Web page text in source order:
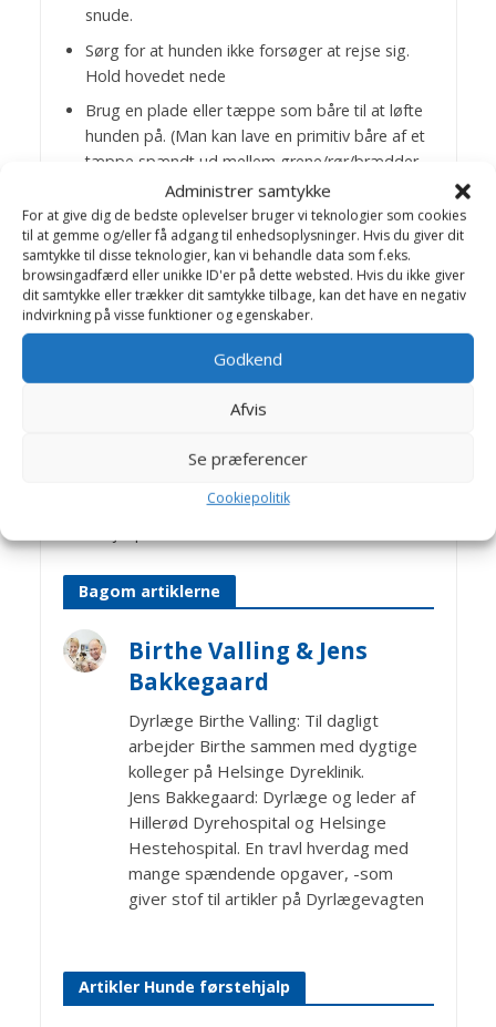
Administrer samtykke
For at give dig de bedste oplevelser bruger vi teknologier som cookies
til at gemme og/eller få adgang til enhedsoplysninger. Hvis du giver dit
samtykke til disse teknologier, kan vi behandle data som f.eks.
browsingadfærd eller unikke ID'er på dette websted. Hvis du ikke giver
dit samtykke eller trækker dit samtykke tilbage, kan det have en negativ
indvirkning på visse funktioner og egenskaber.
Godkend
Afvis
Se præferencer
Cookiepolitik
snude.
Sørg for at hunden ikke forsøger at rejse sig.
Hold hovedet nede
Brug en plade eller tæppe som båre til at løfte
hunden på. (Man kan lave en primitiv båre af et
tæppe spændt ud mellem grene/rør/brædder
eller hvad man kan skaffe).
Læg båren så tæt som muligt på dyrets ryg. Er
det en stor hund, bør flere personer samtidig
(men forsigtigt) trække hunden op på båren
ved at tage fat i pelsen/huden langs
rygsøjlen
Løft båren forsigtigt. Hold hundens hoved
nede.
Bring hunden til nærmeste
forvejen til dyrlæge for at sikre sig, at man kan
Bagom artiklerne
Birthe Valling & Jens
Bakkegaard
Dyrlæge Birthe Valling: Til dagligt
arbejder Birthe sammen med dygtige
kolleger på Helsinge Dyreklinik.
Jens Bakkegaard: Dyrlæge og leder af
Hillerød Dyrehospital og Helsinge
Hestehospital. En travl hverdag med
mange spændende opgaver, -som
giver stof til artikler på Dyrlægevagten
Artikler Hunde førstehjalp